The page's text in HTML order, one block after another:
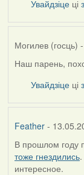
Увайдзіце ці
Могилев (госць)
Наш парень,
Увайдзіце ці
Feather-
В прошлом году
тоже гнездились.
интересное.